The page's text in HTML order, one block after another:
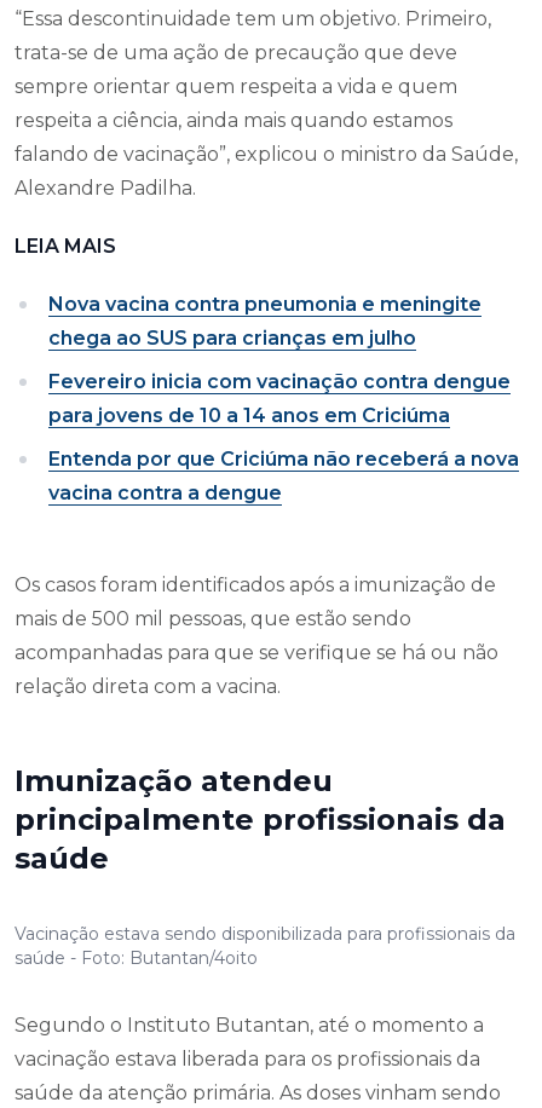
“Essa descontinuidade tem um objetivo. Primeiro,
trata-se de uma ação de precaução que deve
sempre orientar quem respeita a vida e quem
respeita a ciência, ainda mais quando estamos
falando de vacinação”, explicou o ministro da Saúde,
Alexandre Padilha.
LEIA MAIS
Nova vacina contra pneumonia e meningite
chega ao SUS para crianças em julho
Fevereiro inicia com vacinação contra dengue
para jovens de 10 a 14 anos em Criciúma
Entenda por que Criciúma não receberá a nova
vacina contra a dengue
Os casos foram identificados após a imunização de
mais de 500 mil pessoas, que estão sendo
acompanhadas para que se verifique se há ou não
relação direta com a vacina.
Imunização atendeu
principalmente profissionais da
saúde
Vacinação estava sendo disponibilizada para profissionais da
saúde - Foto: Butantan/4oito
Segundo o Instituto Butantan, até o momento a
vacinação estava liberada para os profissionais da
saúde da atenção primária. As doses vinham sendo